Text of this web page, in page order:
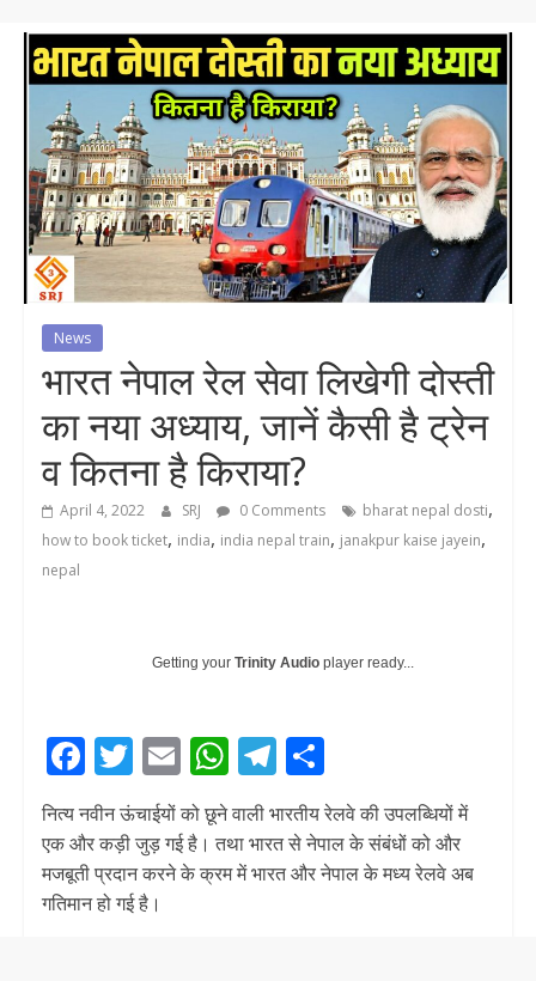
News
भारत नेपाल रेल सेवा लिखेगी दोस्ती
का नया अध्याय, जानें कैसी है ट्रेन
व कितना है किराया?
April 4, 2022 SRJ 0 Comments bharat nepal dosti,
how to book ticket, india, india nepal train, janakpur kaise jayein,
nepal
Getting your Trinity Audioplayer ready...
F
ac
e
b
o
T
w
itt
er
E
m
ai
l
W
at
s
T
el
e
gr
S
h
ar
e
नित्य नवीन ऊंचाईयों को छूने वाली भारतीय रेलवे की उपलब्धियों में
एक और कड़ी जुड़ गई है। तथा भारत से नेपाल के संबंधों को और
मजबूती प्रदान करने के क्रम में भारत और नेपाल के मध्य रेलवे अब
गतिमान हो गई है।